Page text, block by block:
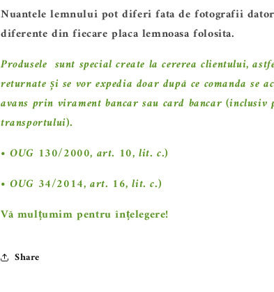
Nuantele lemnului pot diferi fata de fotografii
diferente din fiecare placa lemnoasa folosita.
Produsele sunt special create la cererea clientului,
returnate și se vor expedia doar după ce comandase
avans prin virament bancar sau card bancar (inclusiv
transportului).
• OUG 130/2000, art. 10, lit. c.)
• OUG 34/2014, art. 16, lit. c.)
Vă mulțumim pentru înțelegere!
Share